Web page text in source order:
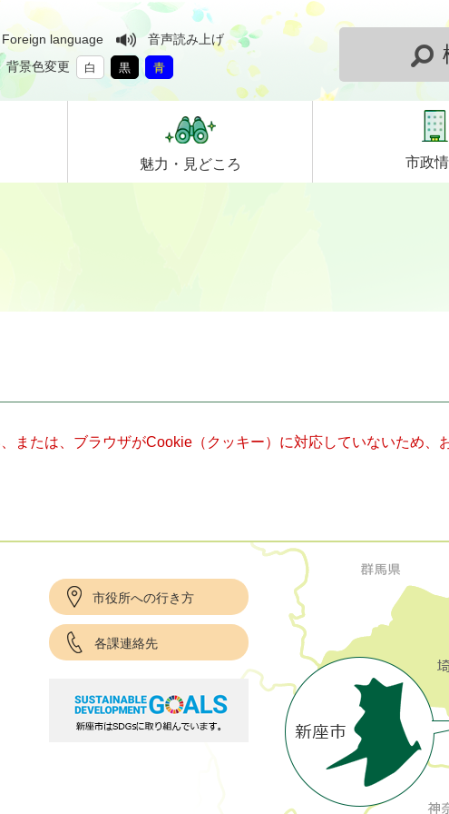
Foreign language
音声読み上げ
背景色変更 白 黒 青
魅力・ 見どころ 市政
または、ブラウザがCookie（クッキー）に対応していないため、
市役所への行き方
各課連絡先